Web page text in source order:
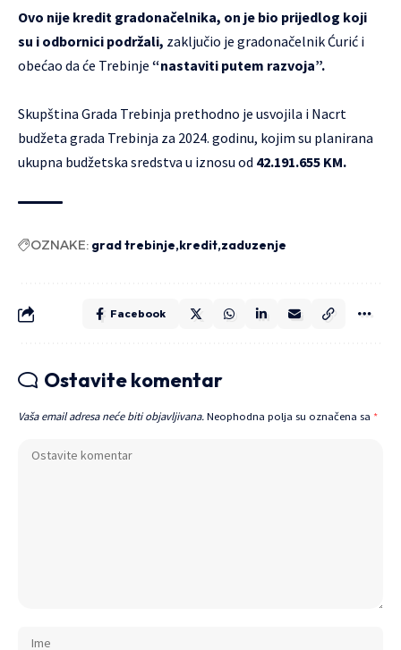
Ovo nije kredit gradonačelnika, on je bio prijedlog koji
su i odbornici podržali, zaključio je gradonačelnik Ćurić i
obećao da će Trebinje “nastaviti putem razvoja”.
Skupština Grada Trebinja prethodno je usvojila i Nacrt
budžeta grada Trebinja za 2024. godinu, kojim su planirana
ukupna budžetska sredstva u iznosu od 42.191.655 KM.
OZNAKE: grad trebinje kredit zaduzenje
Facebook
Ostavite komentar
Vaša email adresa neće biti objavljivana. Neophodna polja su označena sa *